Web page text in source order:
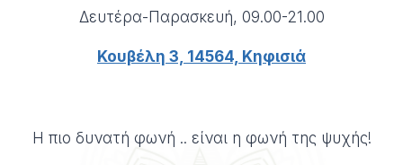
Δευτέρα-Παρασκευή, 09.00-21.00
Κουβέλη 3, 14564, Κηφισιά
Η πιο δυνατή φωνή .. είναι η φωνή της ψυχής!